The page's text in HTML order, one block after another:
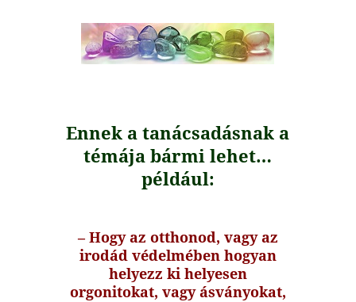
Ennek a tanácsadásnak a
témája bármi lehet…
például:
– Hogy az otthonod, vagy az
irodád védelmében hogyan
helyezz ki helyesen
orgonitokat, vagy ásványokat,